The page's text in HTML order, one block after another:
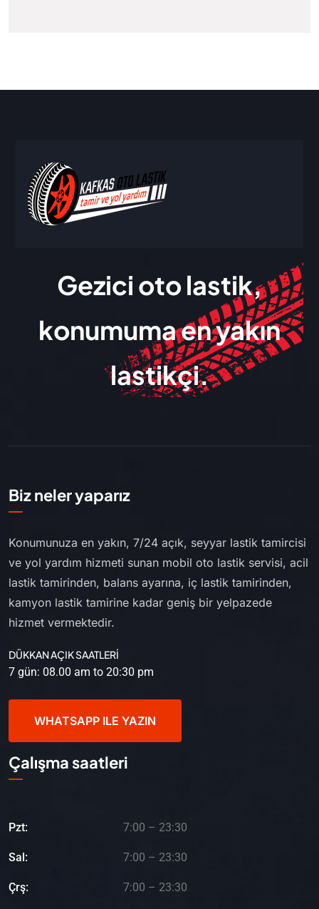
Gezici oto lastik,
konumuma en yakın
lastikçi.
Biz neler yaparız
Konumunuza en yakın, 7/24 açık, seyyar lastik tamircisi
ve yol yardım hizmeti sunan mobil oto lastik servisi, acil
lastik tamirinden, balans ayarına, iç lastik tamirinden,
kamyon lastik tamirine kadar geniş bir yelpazede
hizmet vermektedir.
DÜKKAN AÇIK SAATLERİ
7 gün: 08.00 am to 20:30 pm
WHATSAPP ILE YAZIN
Çalışma saatleri
Pzt: 7:00 – 23:30
Sal: 7:00 – 23:30
Çrş: 7:00 – 23:30